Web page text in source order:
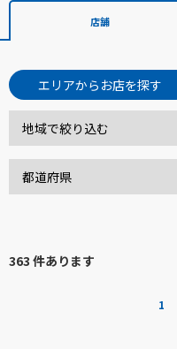
店舗
エリアからお店を探す
363 件あります
1